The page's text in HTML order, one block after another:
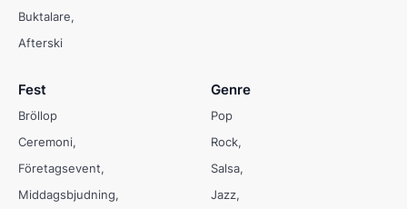
Buktalare
Afterski
Fest
Bröllop
Ceremoni
Företagsevent
Middagsbjudning
Genre
Pop
Rock
Salsa
Jazz